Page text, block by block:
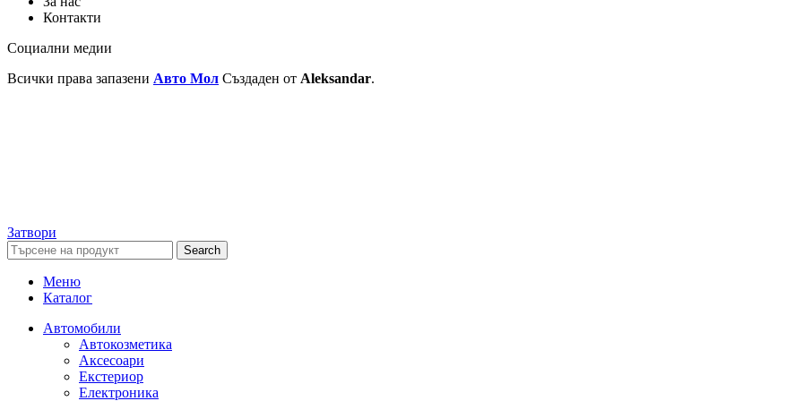
Контакти
Социални медии
Всички права запазени Авто Мол Създаден от Aleksandar.
Затвори
Search
Меню
Каталог
Автомобили
Автокозметика
Аксесоари
Екстериор
Електроника